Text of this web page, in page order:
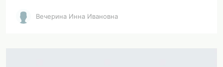
Вечерина Инна Ивановна